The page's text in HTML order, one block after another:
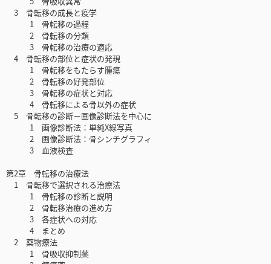
3 骨転移の成長と疫学
1 骨転移の過程
2 骨転移の分類
3 骨転移の治療の適応
4 骨転移の部位と症状の発現
1 骨転移をもたらす腫瘍
2 骨転移の好発部位
3 骨転移の症状と対応
4 骨転移による骨以外の症状
5 骨転移の診断－画像診断法を中心に
1 画像診断法：単純X線写真
2 画像診断法：骨シンチグラフィ
3 血液検査
第2章 骨転移の治療法
1 骨転移で選択される治療法
1 骨転移の診断と説明
2 骨転移治療の進め方
3 各症状への対応
4 まとめ
2 薬物療法
1 骨吸収抑制薬